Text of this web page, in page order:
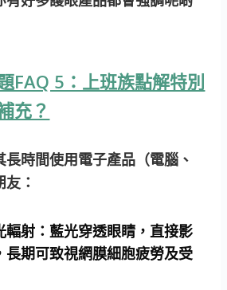
FAQ 5：上班族點解特別
充？
時間使用電子產品（電腦、
：
射： 藍光穿透眼睛，直接影
長期可致視網膜細胞疲勞及受